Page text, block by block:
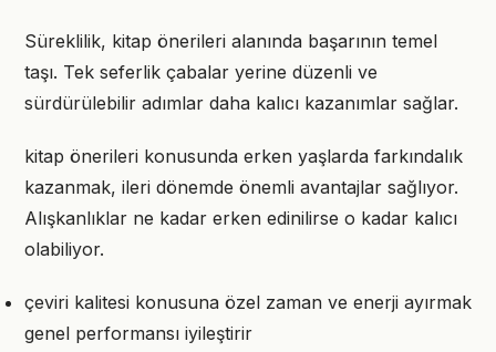
Süreklilik, kitap önerileri alanında başarının temel
taşı. Tek seferlik çabalar yerine düzenli ve
sürdürülebilir adımlar daha kalıcı kazanımlar sağlar.
kitap önerileri konusunda erken yaşlarda farkındalık
kazanmak, ileri dönemde önemli avantajlar sağlıyor.
Alışkanlıklar ne kadar erken edinilirse o kadar kalıcı
olabiliyor.
çeviri kalitesi konusuna özel zaman ve enerji ayırmak
genel performansı iyileştirir